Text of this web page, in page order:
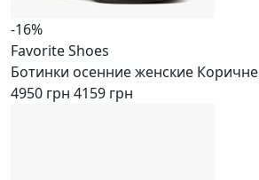
-16%
Favorite Shoes
Ботинки осенние женские
4950 грн 4159 грн